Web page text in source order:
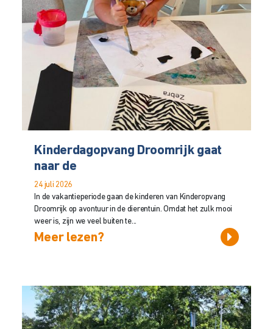
Kinderdagopvang Droomrijk gaat
naar de
24 juli 2026
In de vakantieperiode gaan de kinderen van Kinderopvang
Droomrijk op avontuur in de dierentuin. Omdat het zulk mooi
weer is, zijn we veel buiten te...
Meer lezen?